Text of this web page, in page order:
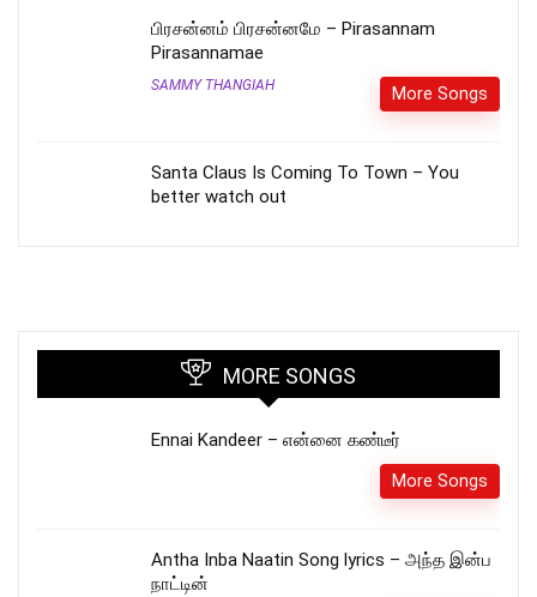
பிரசன்னம் பிரசன்னமே – Pirasannam
Pirasannamae
SAMMY THANGIAH More Songs
Santa Claus Is Coming To Town – You
better watch out
MORE SONGS
Ennai Kandeer – என்னை கண்டீர்
More Songs
Antha Inba Naatin Song lyrics – அந்த இன்ப
நாட்டின்